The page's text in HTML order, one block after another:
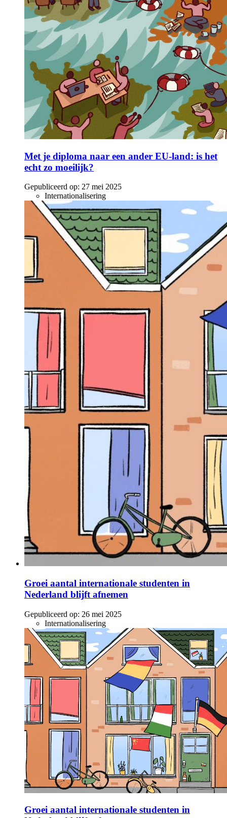
Met je diploma naar een ander EU-land: is het
echt zo moeilijk?
Gepubliceerd op: 27 mei 2025
Internationalisering
Groei aantal internationale studenten in
Nederland blijft afnemen
Gepubliceerd op: 26 mei 2025
Internationalisering
Groei aantal internationale studenten in